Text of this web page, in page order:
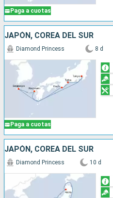
Paga a cuotas
JAPÓN, COREA DEL SUR
Paga a cuotas
Diamond Princess 8 d
JAPÓN, COREA DEL SUR
Diamond Princess 10 d